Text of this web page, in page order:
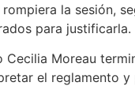
la sesión,
para justificarla.
Moreau
el reglamento